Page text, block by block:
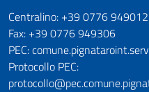
Numeri utili
Centralino: +39 0776 949012
Fax: +39 0776 949306
PEC:
Protocollo PEC: